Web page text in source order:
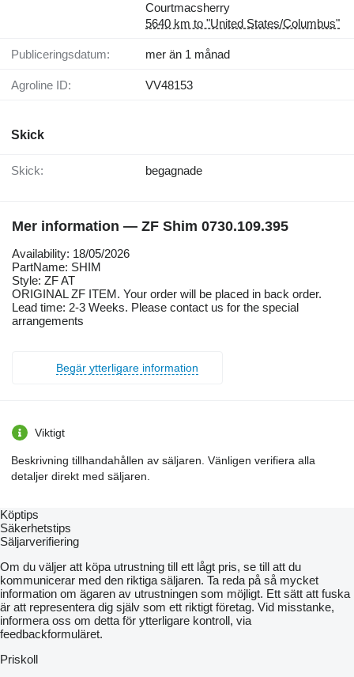
Courtmacsherry
5640 km to "United States/Columbus"
Publiceringsdatum: mer än 1 månad
Agroline ID: VV48153
Skick
Skick: begagnade
Mer information — ZF Shim 0730.109.395
Availability: 18/05/2026
PartName: SHIM
Style: ZF AT
ORIGINAL ZF ITEM. Your order will be placed in back order.
Lead time: 2-3 Weeks. Please contact us for the special
arrangements
Begär ytterligare information
Viktigt
Beskrivning tillhandahållen av säljaren. Vänligen verifiera alla
detaljer direkt med säljaren.
Köptips
Säkerhetstips
Säljarverifiering
Om du väljer att köpa utrustning till ett lågt pris, se till att du
kommunicerar med den riktiga säljaren. Ta reda på så mycket
information om ägaren av utrustningen som möjligt. Ett sätt att fuska
är att representera dig själv som ett riktigt företag. Vid misstanke,
informera oss om detta för ytterligare kontroll, via
feedbackformuläret.
Priskoll